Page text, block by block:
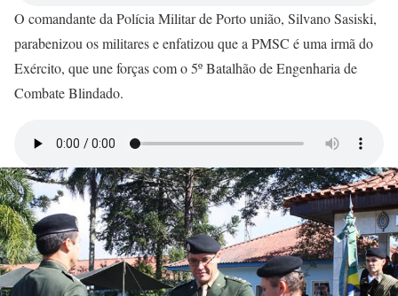
O comandante da Polícia Militar de Porto união, Silvano Sasiski,
parabenizou os militares e enfatizou que a PMSC é uma irmã do
Exército, que une forças com o 5º Batalhão de Engenharia de
Combate Blindado.